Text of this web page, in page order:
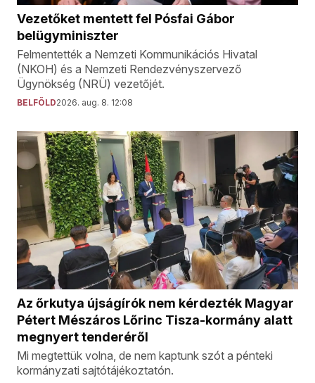
Vezetőket mentett fel Pósfai Gábor
belügyminiszter
Felmentették a Nemzeti Kommunikációs Hivatal
(NKOH) és a Nemzeti Rendezvényszervező
Ügynökség (NRÜ) vezetőjét.
BELFÖLD2026. aug. 8. 12:08
Az őrkutya újságírók nem kérdezték Magyar
Pétert Mészáros Lőrinc Tisza-kormány alatt
megnyert tenderéről
Mi megtettük volna, de nem kaptunk szót a pénteki
kormányzati sajtótájékoztatón.